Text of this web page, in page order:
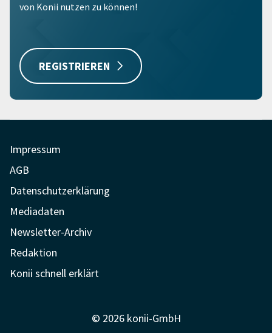
von Konii nutzen zu können!
REGISTRIEREN
Impressum
AGB
Datenschutzerklärung
Mediadaten
Newsletter-Archiv
Redaktion
Konii schnell erklärt
© 2026 konii-GmbH